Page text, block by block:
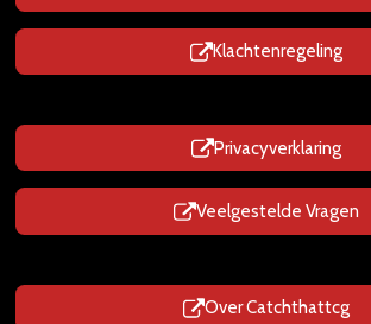
Klachtenregeling
Privacyverklaring
Veelgestelde Vragen
Over Catchthattcg